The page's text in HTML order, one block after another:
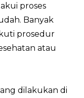
proses
Banyak
prosedur
atau
dilakukan di